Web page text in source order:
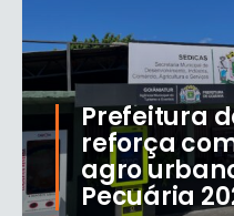
Prefeitura
reforça
agro
Pecuária